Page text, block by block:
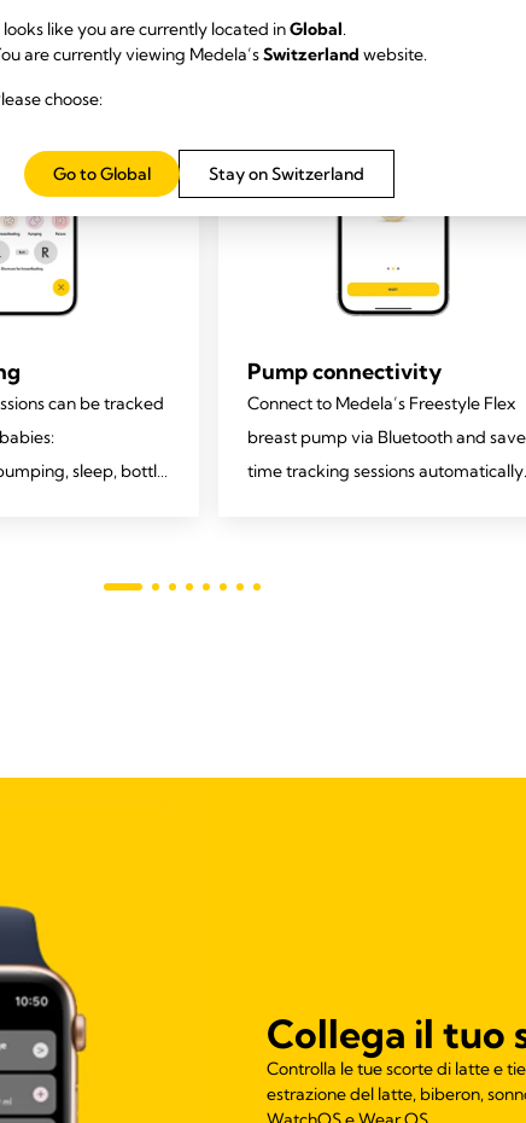
can be tracked
sleep, bottle
Pump connectivity
Connect to Medela’s Freestyle Flex
breast pump via Bluetooth and save
time tracking sessions automatically.
Collega il tuo
Controlla le tue scorte di latte e
estrazione del latte, biberon,
looks like you are currently located inGlobal.
are currently viewing Medela’sSwitzerland website.
choose:
Stay on Switzerland
Go to Global